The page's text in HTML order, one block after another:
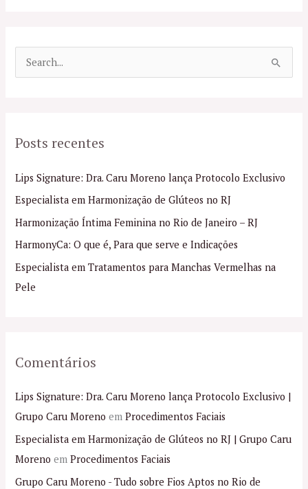
u
s
a
r
p
o
r
Posts recentes
Lips Signature: Dra. Caru Moreno lança Protocolo Exclusivo
Especialista em Harmonização de Glúteos no RJ
Harmonização Íntima Feminina no Rio de Janeiro – RJ
HarmonyCa: O que é, Para que serve e Indicações
Especialista em Tratamentos para Manchas Vermelhas na
Pele
Comentários
Lips Signature: Dra. Caru Moreno lança Protocolo Exclusivo |
Grupo Caru Moreno emProcedimentos Faciais
Especialista em Harmonização de Glúteos no RJ | Grupo Caru
Moreno emProcedimentos Faciais
Grupo Caru Moreno - Tudo sobre Fios Aptos no Rio de